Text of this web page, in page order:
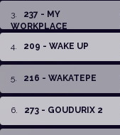
3
237 - MY
WORKPLACE
4
209 - WAKE UP
5 216 - WAKATEPE
6
273 - GOUDURIX 2